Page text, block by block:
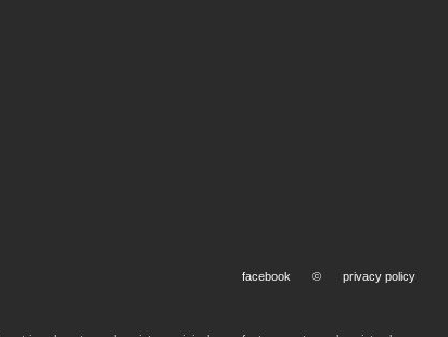
facebook © privacy policy